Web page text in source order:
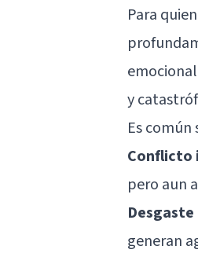
Para
y
Es común
Conflicto
pero aun
generan